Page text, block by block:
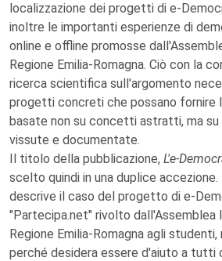
localizzazione dei progetti di e-
inoltre le importanti esperienze di
online e offline promosse
Regione Emilia-Romagna. Ciò con la
ricerca scientifica sull'argomento
progetti concreti che possano fornire
basate non su concetti astratti, ma su
vissute e documentate.
Il titolo della pubblicazione, L'e-
scelto quindi in una duplice
descrive il caso del progetto di e-
"Partecipa.net" rivolto dall'Assemblea
Regione Emilia-Romagna agli
perché desidera essere d'aiuto a tutti